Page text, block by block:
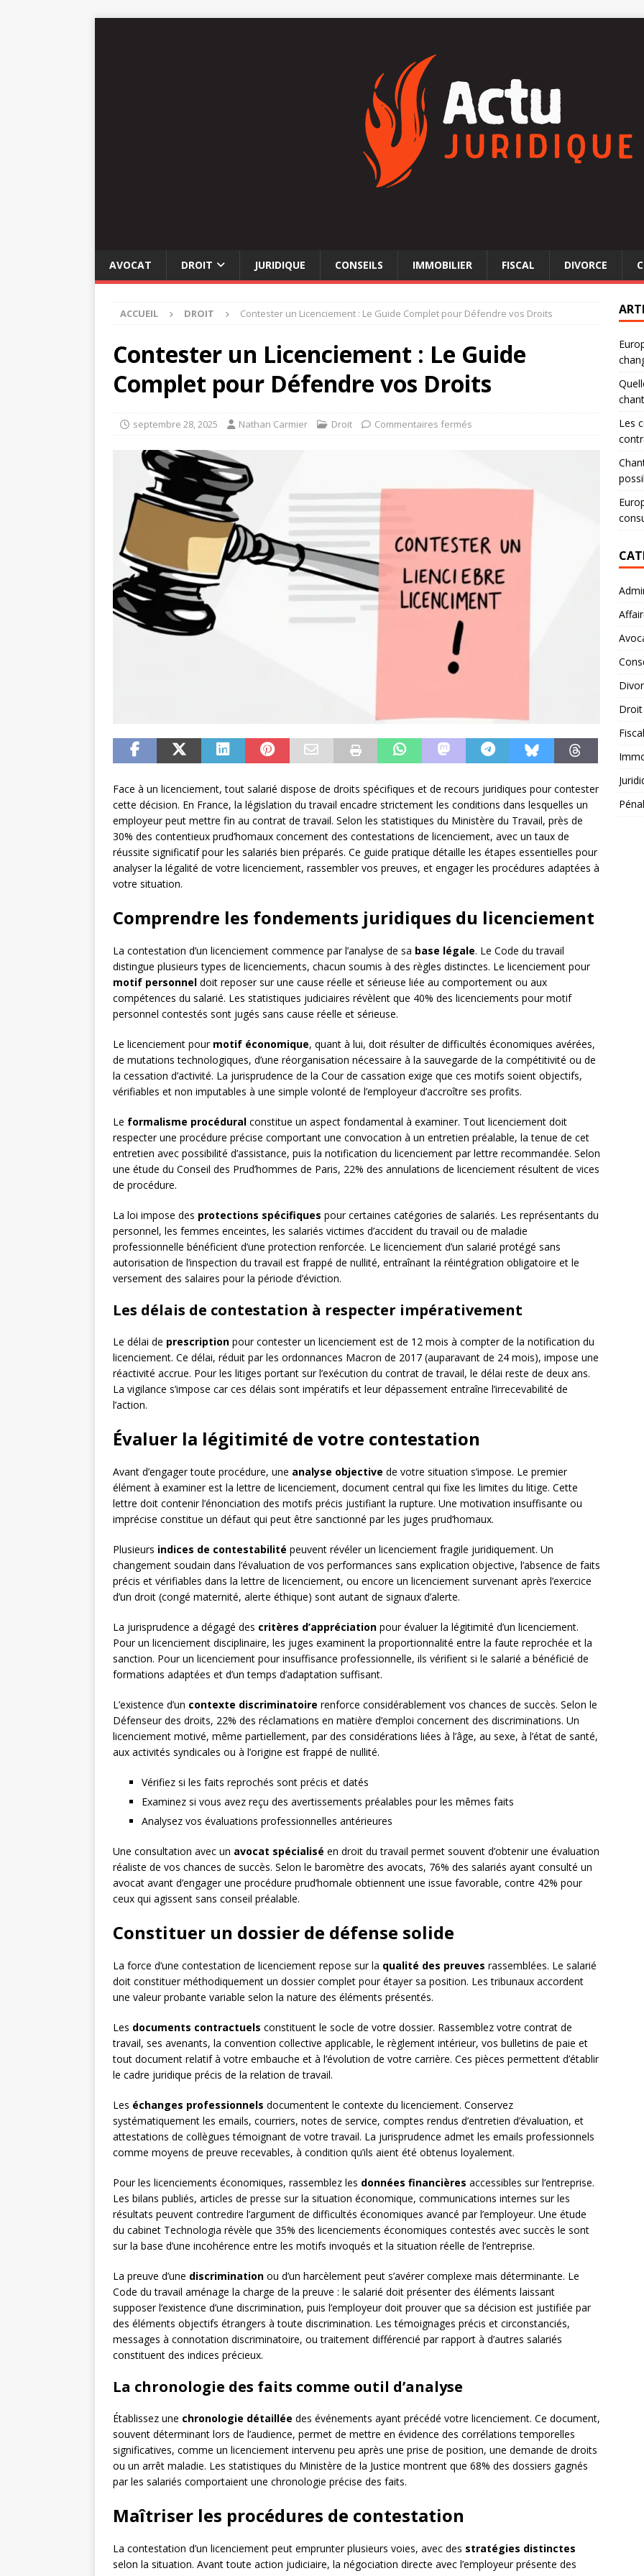
AVOCAT DROIT JURIDIQUE CONSEILS IMMOBILIER FISCAL DIVORCE
ACCUEIL DROIT Contester un Licenciement : Le Guide Complet pour Défendre vos Droits
Contester un Licenciement : Le Guide
Complet pour Défendre vos Droits
septembre 28, 2025 Nathan Carmier Droit Commentaires fermés
Face à un licenciement, tout salarié dispose de droits spécifiques et de recours juridiques pour contester
cette décision. En France, la législation du travail encadre strictement les conditions dans lesquelles un
employeur peut mettre fin au contrat de travail. Selon les statistiques du Ministère du Travail, près de
30% des contentieux prud’homaux concernent des contestations de licenciement, avec un taux de
réussite significatif pour les salariés bien préparés. Ce guide pratique détaille les étapes essentielles pour
analyser la légalité de votre licenciement, rassembler vos preuves, et engager les procédures adaptées à
votre situation.
Comprendre les fondements juridiques du licenciement
La contestation d’un licenciement commence par l’analyse de sa base légale. Le Code du travail
distingue plusieurs types de licenciements, chacun soumis à des règles distinctes. Le licenciement pour
motif personnel doit reposer sur une cause réelle et sérieuse liée au comportement ou aux
compétences du salarié. Les statistiques judiciaires révèlent que 40% des licenciements pour motif
personnel contestés sont jugés sans cause réelle et sérieuse.
Le licenciement pour motif économique, quant à lui, doit résulter de difficultés économiques avérées,
de mutations technologiques, d’une réorganisation nécessaire à la sauvegarde de la compétitivité ou de
la cessation d’activité. La jurisprudence de la Cour de cassation exige que ces motifs soient objectifs,
vérifiables et non imputables à une simple volonté de l’employeur d’accroître ses profits.
Le formalisme procédural constitue un aspect fondamental à examiner. Tout licenciement doit
respecter une procédure précise comportant une convocation à un entretien préalable, la tenue de cet
entretien avec possibilité d’assistance, puis la notification du licenciement par lettre recommandée. Selon
une étude du Conseil des Prud’hommes de Paris, 22% des annulations de licenciement résultent de vices
de procédure.
La loi impose des protections spécifiques pour certaines catégories de salariés. Les représentants du
personnel, les femmes enceintes, les salariés victimes d’accident du travail ou de maladie
professionnelle bénéficient d’une protection renforcée. Le licenciement d’un salarié protégé sans
autorisation de l’inspection du travail est frappé de nullité, entraînant la réintégration obligatoire et le
versement des salaires pour la période d’éviction.
Les délais de contestation à respecter impérativement
Le délai de prescription pour contester un licenciement est de 12 mois à compter de la notification du
licenciement. Ce délai, réduit par les ordonnances Macron de 2017 (auparavant de 24 mois), impose une
réactivité accrue. Pour les litiges portant sur l’exécution du contrat de travail, le délai reste de deux ans.
La vigilance s’impose car ces délais sont impératifs et leur dépassement entraîne l’irrecevabilité de
l’action.
Évaluer la légitimité de votre contestation
Avant d’engager toute procédure, une analyse objective de votre situation s’impose. Le premier
élément à examiner est la lettre de licenciement, document central qui fixe les limites du litige. Cette
lettre doit contenir l’énonciation des motifs précis justifiant la rupture. Une motivation insuffisante ou
imprécise constitue un défaut qui peut être sanctionné par les juges prud’homaux.
Plusieurs indices de contestabilité peuvent révéler un licenciement fragile juridiquement. Un
changement soudain dans l’évaluation de vos performances sans explication objective, l’absence de faits
précis et vérifiables dans la lettre de licenciement, ou encore un licenciement survenant après l’exercice
d’un droit (congé maternité, alerte éthique) sont autant de signaux d’alerte.
La jurisprudence a dégagé des critères d’appréciation pour évaluer la légitimité d’un licenciement.
Pour un licenciement disciplinaire, les juges examinent la proportionnalité entre la faute reprochée et la
sanction. Pour un licenciement pour insuffisance professionnelle, ils vérifient si le salarié a bénéficié de
formations adaptées et d’un temps d’adaptation suffisant.
L’existence d’un contexte discriminatoire renforce considérablement vos chances de succès. Selon le
Défenseur des droits, 22% des réclamations en matière d’emploi concernent des discriminations. Un
licenciement motivé, même partiellement, par des considérations liées à l’âge, au sexe, à l’état de santé,
aux activités syndicales ou à l’origine est frappé de nullité.
Vérifiez si les faits reprochés sont précis et datés
Examinez si vous avez reçu des avertissements préalables pour les mêmes faits
Analysez vos évaluations professionnelles antérieures
Une consultation avec un avocat spécialisé en droit du travail permet souvent d’obtenir une évaluation
réaliste de vos chances de succès. Selon le baromètre des avocats, 76% des salariés ayant consulté un
avocat avant d’engager une procédure prud’homale obtiennent une issue favorable, contre 42% pour
ceux qui agissent sans conseil préalable.
Constituer un dossier de défense solide
La force d’une contestation de licenciement repose sur la qualité des preuves rassemblées. Le salarié
doit constituer méthodiquement un dossier complet pour étayer sa position. Les tribunaux accordent
une valeur probante variable selon la nature des éléments présentés.
Les documents contractuels constituent le socle de votre dossier. Rassemblez votre contrat de
travail, ses avenants, la convention collective applicable, le règlement intérieur, vos bulletins de paie et
tout document relatif à votre embauche et à l’évolution de votre carrière. Ces pièces permettent d’établir
le cadre juridique précis de la relation de travail.
Les échanges professionnels documentent le contexte du licenciement. Conservez
systématiquement les emails, courriers, notes de service, comptes rendus d’entretien d’évaluation, et
attestations de collègues témoignant de votre travail. La jurisprudence admet les emails professionnels
comme moyens de preuve recevables, à condition qu’ils aient été obtenus loyalement.
Pour les licenciements économiques, rassemblez les données financières accessibles sur l’entreprise.
Les bilans publiés, articles de presse sur la situation économique, communications internes sur les
résultats peuvent contredire l’argument de difficultés économiques avancé par l’employeur. Une étude
du cabinet Technologia révèle que 35% des licenciements économiques contestés avec succès le sont
sur la base d’une incohérence entre les motifs invoqués et la situation réelle de l’entreprise.
La preuve d’une discrimination ou d’un harcèlement peut s’avérer complexe mais déterminante. Le
Code du travail aménage la charge de la preuve : le salarié doit présenter des éléments laissant
supposer l’existence d’une discrimination, puis l’employeur doit prouver que sa décision est justifiée par
des éléments objectifs étrangers à toute discrimination. Les témoignages précis et circonstanciés,
messages à connotation discriminatoire, ou traitement différencié par rapport à d’autres salariés
constituent des indices précieux.
La chronologie des faits comme outil d’analyse
Établissez une chronologie détaillée des événements ayant précédé votre licenciement. Ce document,
souvent déterminant lors de l’audience, permet de mettre en évidence des corrélations temporelles
significatives, comme un licenciement intervenu peu après une prise de position, une demande de droits
ou un arrêt maladie. Les statistiques du Ministère de la Justice montrent que 68% des dossiers gagnés
par les salariés comportaient une chronologie précise des faits.
Maîtriser les procédures de contestation
La contestation d’un licenciement peut emprunter plusieurs voies, avec des stratégies distinctes
selon la situation. Avant toute action judiciaire, la négociation directe avec l’employeur présente des
Les
Droit
Fiscal
Pénal